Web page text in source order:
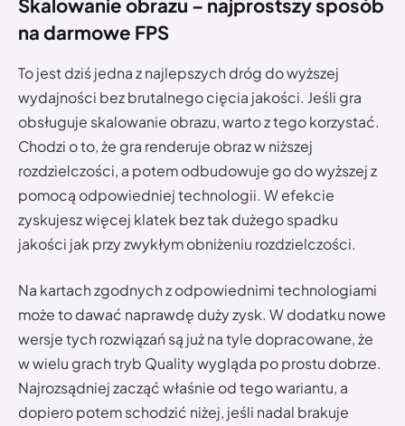
Skalowanie obrazu – najprostszy sposób
na darmowe FPS
To jest dziś jedna z najlepszych dróg do wyższej
wydajności bez brutalnego cięcia jakości. Jeśli gra
obsługuje skalowanie obrazu, warto z tego korzystać.
Chodzi o to, że gra renderuje obraz w niższej
rozdzielczości, a potem odbudowuje go do wyższej z
pomocą odpowiedniej technologii. W efekcie
zyskujesz więcej klatek bez tak dużego spadku
jakości jak przy zwykłym obniżeniu rozdzielczości.
Na kartach zgodnych z odpowiednimi technologiami
może to dawać naprawdę duży zysk. W dodatku nowe
wersje tych rozwiązań są już na tyle dopracowane, że
w wielu grach tryb Quality wygląda po prostu dobrze.
Najrozsądniej zacząć właśnie od tego wariantu, a
dopiero potem schodzić niżej, jeśli nadal brakuje